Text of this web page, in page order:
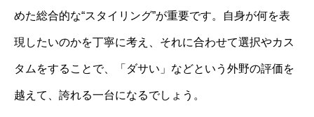
めた総合的な“スタイリング”が重要です。自身が何を表
現したいのかを丁寧に考え、それに合わせて選択やカス
タムをすることで、「ダサい」などという外野の評価を
越えて、誇れる一台になるでしょう。